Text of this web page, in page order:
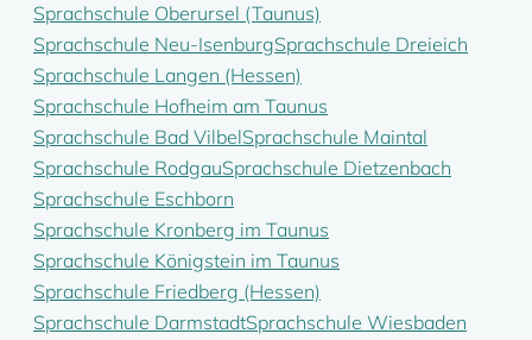
Sprachschule Oberursel (Taunus)
Sprachschule Neu-IsenburgSprachschule Dreieich
Sprachschule Langen (Hessen)
Sprachschule Hofheim am Taunus
Sprachschule Bad VilbelSprachschule Maintal
Sprachschule RodgauSprachschule Dietzenbach
Sprachschule Eschborn
Sprachschule Kronberg im Taunus
Sprachschule Königstein im Taunus
Sprachschule Friedberg (Hessen)
Sprachschule DarmstadtSprachschule Wiesbaden